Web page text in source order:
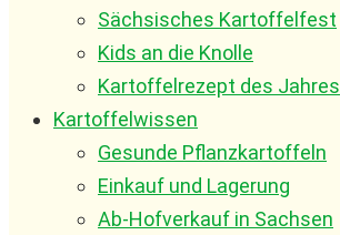
Sächsisches Kartoffelfest
Kids an die Knolle
Kartoffelrezept des Jahres
Kartoffelwissen
Gesunde Pflanzkartoffeln
Einkauf und Lagerung
Ab-Hofverkauf in Sachsen